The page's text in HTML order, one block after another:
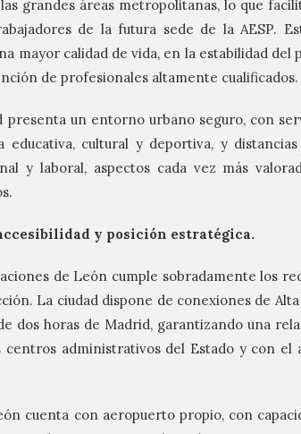
grandes áreas metropolitanas, lo que
de la futura sede de la AESP.
mayor calidad de vida, en la estabilidad del
de profesionales altamente cualificados.
presenta un entorno urbano seguro, con
educativa, cultural y deportiva, y
y laboral, aspectos cada vez más
y posición estratégica.
de León cumple sobradamente los
La ciudad dispone de conexiones de
dos horas de Madrid, garantizando una
centros administrativos del Estado y con el
cuenta con aeropuerto propio, con